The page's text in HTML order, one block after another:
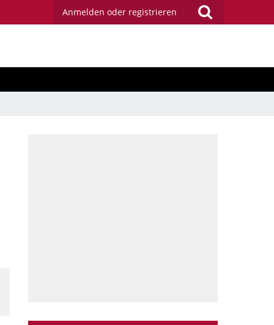
Anmelden oder registrieren